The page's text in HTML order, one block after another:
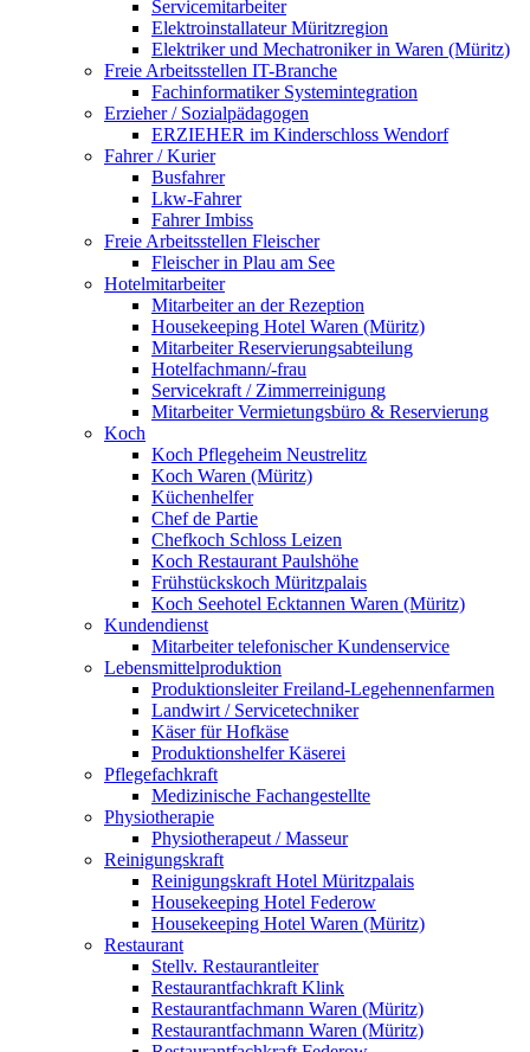
Servicemitarbeiter
Elektroinstallateur Müritzregion
Elektriker und Mechatroniker in Waren (Müritz)
Freie Arbeitsstellen IT-Branche
Fachinformatiker Systemintegration
Erzieher / Sozialpädagogen
ERZIEHER im Kinderschloss Wendorf
Fahrer / Kurier
Busfahrer
Lkw-Fahrer
Fahrer Imbiss
Freie Arbeitsstellen Fleischer
Fleischer in Plau am See
Hotelmitarbeiter
Mitarbeiter an der Rezeption
Housekeeping Hotel Waren (Müritz)
Mitarbeiter Reservierungsabteilung
Hotelfachmann/-frau
Servicekraft / Zimmerreinigung
Mitarbeiter Vermietungsbüro & Reservierung
Koch
Koch Pflegeheim Neustrelitz
Koch Waren (Müritz)
Küchenhelfer
Chef de Partie
Chefkoch Schloss Leizen
Koch Restaurant Paulshöhe
Frühstückskoch Müritzpalais
Koch Seehotel Ecktannen Waren (Müritz)
Kundendienst
Mitarbeiter telefonischer Kundenservice
Lebensmittelproduktion
Produktionsleiter Freiland-Legehennenfarmen
Landwirt / Servicetechniker
Käser für Hofkäse
Produktionshelfer Käserei
Pflegefachkraft
Medizinische Fachangestellte
Physiotherapie
Physiotherapeut / Masseur
Reinigungskraft
Reinigungskraft Hotel Müritzpalais
Housekeeping Hotel Federow
Housekeeping Hotel Waren (Müritz)
Restaurant
Stellv. Restaurantleiter
Restaurantfachkraft Klink
Restaurantfachmann Waren (Müritz)
Restaurantfachmann Waren (Müritz)